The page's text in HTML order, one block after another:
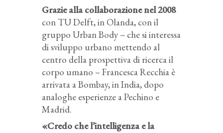
Grazie alla collaborazione nel 2008
con TU Delft, in Olanda, con il
gruppo Urban Body – che si interessa
di sviluppo urbano mettendo al
centro della prospettiva di ricerca il
corpo umano – Francesca Recchia è
arrivata a Bombay, in India, dopo
analoghe esperienze a Pechino e
Madrid.
«Credo che l’intelligenza e la